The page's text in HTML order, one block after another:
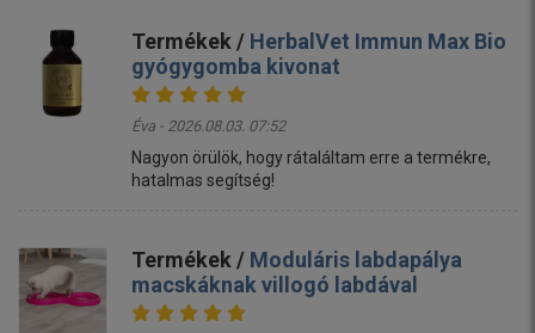
Termékek / HerbalVet Immun Max Bio
gyógygomba kivonat
Éva - 2026.08.03. 07:52
Nagyon örülök, hogy rátaláltam erre a termékre,
hatalmas segítség!
Termékek / Moduláris labdapálya
macskáknak villogó labdával